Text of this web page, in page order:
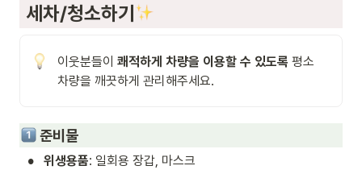
세차/청소하기
이웃분들이 쾌적하게 차량을 이용할 수 있도록 평소
차량을 깨끗하게 관리해주세요.
준비물
• 위생용품: 일회용 장갑, 마스크